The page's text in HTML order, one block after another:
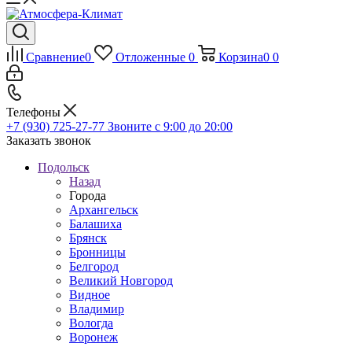
Сравнение0 Отложенные 0 Корзина0 0
Телефоны
+7 (930) 725-27-77 Звоните с 9:00 до 20:00
Заказать звонок
Подольск
Назад
Города
Архангельск
Балашиха
Брянск
Бронницы
Белгород
Великий Новгород
Видное
Владимир
Вологда
Воронеж